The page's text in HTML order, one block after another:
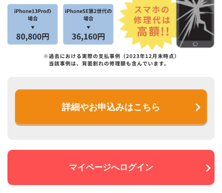
詳細やお申込みはこちら
マイページへログイン